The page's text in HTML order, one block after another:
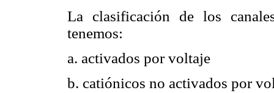
La clasificación de los
tenemos:
a. activados por voltaje
b. catiónicos no activados por